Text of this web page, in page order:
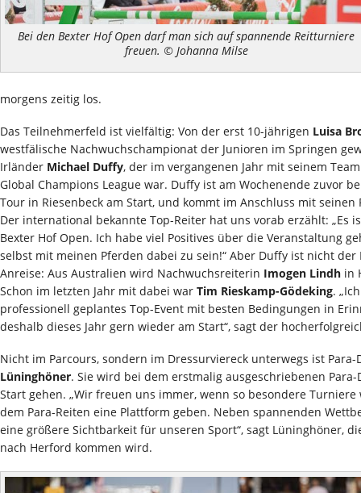
Bei den Bexter Hof Open darf man sich auf spannende Reitturniere
freuen. © Johanna Milse
morgens zeitig los.
Das Teilnehmerfeld ist vielfältig: Von der erst 10-jährigen Luisa
westfälische Nachwuchschampionat der Junioren im Springen
Irländer Michael Duffy, der im vergangenen Jahr mit seinem
Global Champions League war. Duffy ist am Wochenende zuvor
Tour in Riesenbeck am Start, und kommt im Anschluss mit
Der international bekannte Top-Reiter hat uns vorab erzählt: „Es
Bexter Hof Open. Ich habe viel Positives über die Veranstaltung
selbst mit meinen Pferden dabei zu sein!“ Aber Duffy ist nicht
Anreise: Aus Australien wird Nachwuchsreiterin Imogen Lindh in
Schon im letzten Jahr mit dabei war Tim Rieskamp-Gödeking.
professionell geplantes Top-Event mit besten Bedingungen in
deshalb dieses Jahr gern wieder am Start“, sagt der
Nicht im Parcours, sondern im Dressurviereck unterwegs ist
Lüninghöner. Sie wird bei dem erstmalig ausgeschriebenen
Start gehen. „Wir freuen uns immer, wenn so besondere Turniere
dem Para-Reiten eine Plattform geben. Neben spannenden
eine größere Sichtbarkeit für unseren Sport“, sagt Lüninghöner,
nach Herford kommen wird.